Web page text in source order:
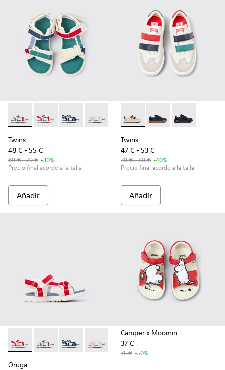
Twins - K800686-003 - Sandalias de tejido multicolor para
Twins - K800686-004 - Sandalias blancas y rojas
Twins - K800686-002
Twins - K800686-001
Twins
48 € - 55 €
69 € - 79 € -30%
Precio final acorde a la talla
Añadir
Twins - K800652-007 -
Twins - K800652-
Twins -
Twins
47 € - 53 €
79 € - 89 € -40%
Precio final acorde a la talla
Añadir
Oruga - K800686-004 - Sandalias blancas y rojas para niños.
Oruga - K800686-003 - Sandalias de tejido
Oruga - K800686-002
Oruga - K800686-001
Oruga
Camper x Moomin
37 €
75 € -50%